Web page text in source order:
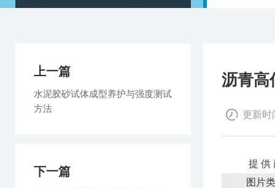
沥青高
更新时
提 供
图片
上一篇
水泥胶砂试体成型养护与强度测试
方法
下一篇